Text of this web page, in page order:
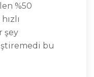
%50
şey
bu